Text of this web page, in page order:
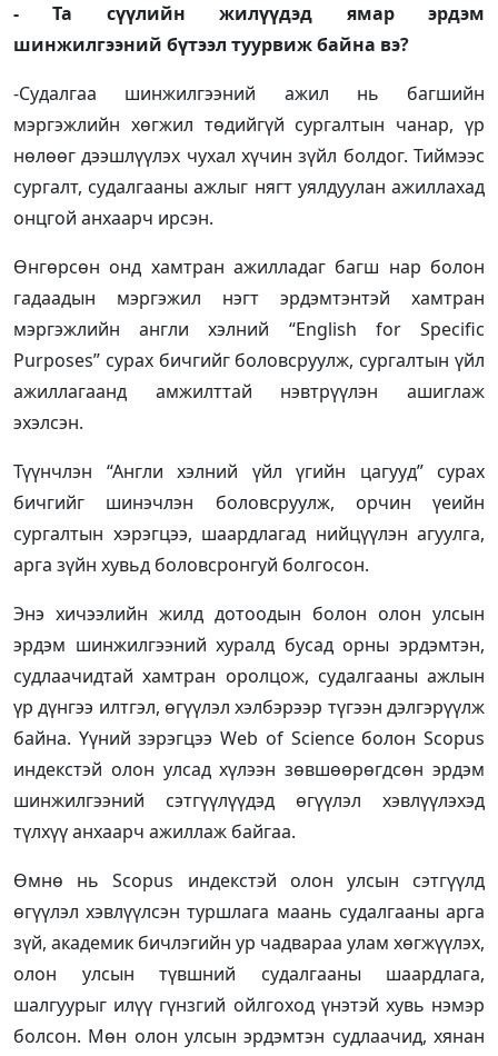
- Та сүүлийн жилүүдэд ямар эрдэм
шинжилгээний бүтээл туурвиж байна вэ?
-Судалгаа шинжилгээний ажил нь багшийн
мэргэжлийн хөгжил төдийгүй сургалтын чанар, үр
нөлөөг дээшлүүлэх чухал хүчин зүйл болдог. Тиймээс
сургалт, судалгааны ажлыг нягт уялдуулан ажиллахад
онцгой анхаарч ирсэн.
Өнгөрсөн онд хамтран ажилладаг багш нар болон
гадаадын мэргэжил нэгт эрдэмтэнтэй хамтран
мэргэжлийн англи хэлний “English for Specific
Purposes” сурах бичгийг боловсруулж, сургалтын үйл
ажиллагаанд амжилттай нэвтрүүлэн ашиглаж
эхэлсэн.
Түүнчлэн “Англи хэлний үйл үгийн цагууд” сурах
бичгийг шинэчлэн боловсруулж, орчин үеийн
сургалтын хэрэгцээ, шаардлагад нийцүүлэн агуулга,
арга зүйн хувьд боловсронгуй болгосон.
Энэ хичээлийн жилд дотоодын болон олон улсын
эрдэм шинжилгээний хуралд бусад орны эрдэмтэн,
судлаачидтай хамтран оролцож, судалгааны ажлын
үр дүнгээ илтгэл, өгүүлэл хэлбэрээр түгээн дэлгэрүүлж
байна. Үүний зэрэгцээ Web of Science болон Scopus
индекстэй олон улсад хүлээн зөвшөөрөгдсөн эрдэм
шинжилгээний сэтгүүлүүдэд өгүүлэл хэвлүүлэхэд
түлхүү анхаарч ажиллаж байгаа.
Өмнө нь Scopus индекстэй олон улсын сэтгүүлд
өгүүлэл хэвлүүлсэн туршлага маань судалгааны арга
зүй, академик бичлэгийн ур чадвараа улам хөгжүүлэх,
олон улсын түвшний судалгааны шаардлага,
шалгуурыг илүү гүнзгий ойлгоход үнэтэй хувь нэмэр
болсон. Мөн олон улсын эрдэмтэн судлаачид, хянан